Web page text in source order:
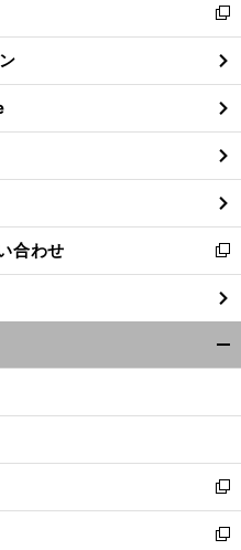
前
閉
る
新
し
い
ウ
ィ
ン
ド
ウ
で
開
く
合わせ
新
し
い
ウ
ィ
ン
ウ
開
く
新
し
い
新